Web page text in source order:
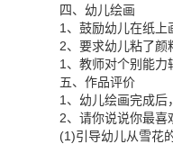
四、幼儿绘画
1、鼓励幼儿在纸上画
2、要求幼儿粘了颜料
1、教师对个别能力较
五、作品评价
1、幼儿绘画完成后，
2、请你说说你最喜欢
(1)引导幼儿从雪花的